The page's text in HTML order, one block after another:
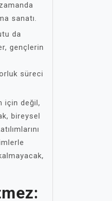
sanatı.
da
gençlerin
süreci
için değil,
bireysel